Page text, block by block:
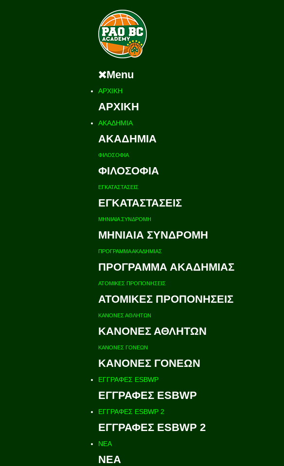
Menu
ΑΡΧΙΚΗ
ΑΡΧΙΚΗ
ΑΚΑΔΗΜΙΑ
ΑΚΑΔΗΜΙΑ
ΦΙΛΟΣΟΦΙΑ
ΦΙΛΟΣΟΦΙΑ
ΕΓΚΑΤΑΣΤΑΣΕΙΣ
ΕΓΚΑΤΑΣΤΑΣΕΙΣ
ΜΗΝΙΑΙΑ ΣΥΝΔΡΟΜΗ
ΜΗΝΙΑΙΑ ΣΥΝΔΡΟΜΗ
ΠΡΟΓΡΑΜΜΑ ΑΚΑΔΗΜΙΑΣ
ΠΡΟΓΡΑΜΜΑ ΑΚΑΔΗΜΙΑΣ
ΑΤΟΜΙΚΕΣ ΠΡΟΠΟΝΗΣΕΙΣ
ΑΤΟΜΙΚΕΣ ΠΡΟΠΟΝΗΣΕΙΣ
ΚΑΝΟΝΕΣ ΑΘΛΗΤΩΝ
ΚΑΝΟΝΕΣ ΑΘΛΗΤΩΝ
ΚΑΝΟΝΕΣ ΓΟΝΕΩΝ
ΚΑΝΟΝΕΣ ΓΟΝΕΩΝ
ΕΓΓΡΑΦΕΣ ESBWP
ΕΓΓΡΑΦΕΣ ESBWP
ΕΓΓΡΑΦΕΣ ESBWP 2
ΕΓΓΡΑΦΕΣ ESBWP 2
ΝΕΑ
ΝΕΑ